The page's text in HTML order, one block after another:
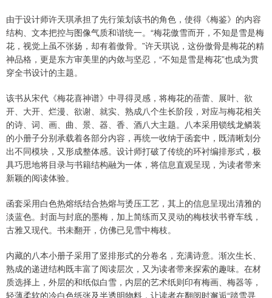
由于设计师许天琪承担了先行策划该书的角色，使得《梅鉴》的内容
结构、文本把控与图像气质和谐统一。“梅花傲雪而开，不知是雪是梅
花，视觉上虽不张扬，却有着傲骨。”许天琪说，这份傲骨是梅花的精
神品格，更是东方审美里的内敛与坚忍，“不知是雪是梅花”也成为贯
穿全书设计的主题。
该书从宋代《梅花喜神谱》中寻得灵感，将梅花的蓓蕾、展叶、欲
开、大开、烂漫、欲谢、就实、熟成八个生长阶段，对应与梅花相关
的诗、词、画、曲、景、器、香、酒八大主题。八本采用锁线龙鳞装
的小册子分别承载着各部分内容，再统一收纳于函套中，既清晰划分
出不同模块，又形成整体感。设计师打破了传统的环衬编排形式，极
具巧思地将目录与书籍结构融为一体，将信息直观呈现，为读者带来
新颖的阅读体验。
函套采用白色热熔纸结合热熔与烫压工艺，其上的信息呈现出清雅的
淡蓝色。封面与封底的墨梅，加上简练而又灵动的梅枝状书脊车线，
古雅又现代。书未翻开，仿佛已见雪中梅枝。
内藏的八本小册子采用了竖排形式的分卷名，充满诗意。渐次生长、
熟成的递进结构既丰富了阅读层次，又为读者带来探索的趣味。在材
质选择上，外层的和纸似白雪，内层的艺术纸则印有梅画、梅器等，
轻薄柔软的冷白色纸张及半透明物料，让读者在翻阅时邂逅“踏雪寻